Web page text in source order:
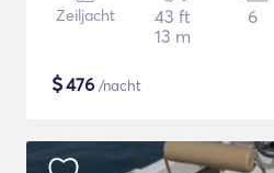
Zeiljacht
43 ft
13 m
6
$476 /nacht